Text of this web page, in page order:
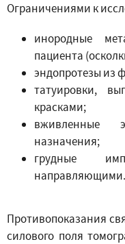
Ограничениями к
инородные
пациента
эндопротезы из
татуировки,
красками;
вживленные
назначения;
грудные
направляющими.
Противопоказания
силового поля